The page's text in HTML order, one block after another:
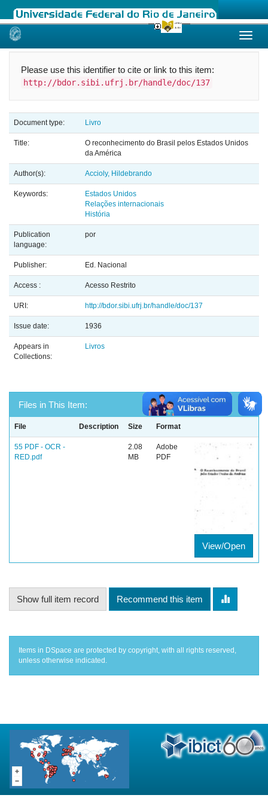
Skip
Please use this identifier to cite or link to this item:
http://bdor.sibi.ufrj.br/handle/doc/137
Document type: Livro
Title:
O reconhecimento do Brasil pelos Estados Unidos
da América
Author(s): Accioly, Hildebrando
Keywords:
Estados Unidos
Relações internacionais
História
Publication
language:
por
Publisher: Ed. Nacional
Access : Acesso Restrito
URI: http://bdor.sibi.ufrj.br/handle/doc/137
Issue date: 1936
Appears in
Collections:
Livros
Files in This Item:
File Description Size Format
55 PDF - OCR -
RED.pdf
2.08
MB
Adobe
PDF
View/Open
Show full item record Recommend this item
Items in DSpace are protected by copyright, with all rights reserved,
unless otherwise indicated.